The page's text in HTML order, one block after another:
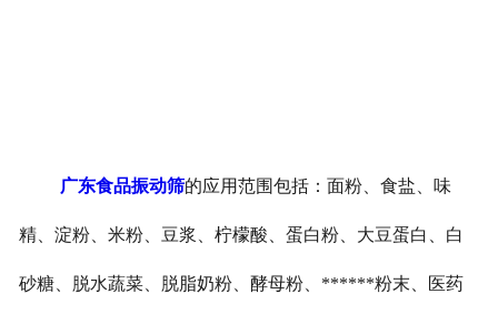
广东食品振动筛的应用范围包括：面粉、食盐、味
精、淀粉、米粉、豆浆、柠檬酸、蛋白粉、大豆蛋白、白
砂糖、脱水蔬菜、脱脂奶粉、酵母粉、******粉末、医药